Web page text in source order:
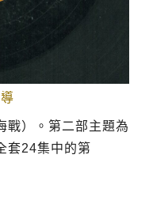
戰）。第二部主題為
套24集中的第